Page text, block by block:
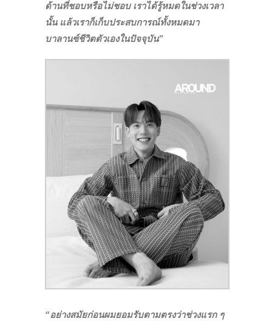
ด้านที่ชอบหรือไม่ชอบ เราได้รู้หมดในช่วงเวลา
นั้น แล้วเราก็เก็บประสบการณ์ทั้งหมดมา
บาลานซ์ชีวิตตัวเองในปัจจุบัน”
“อย่างสมัยก่อนผมยอมรับตามตรงว่าช่วงแรก ๆ